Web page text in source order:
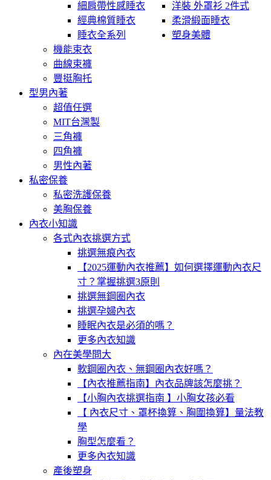
細肩帶性感睡衣
洋裝 外罩衫 2件式
經典棉質睡衣
柔滑緞面睡衣
睡衣全系列
塑身美體
機能束衣
曲線束褲
豐挺胸托
型男內著
超值任選
MIT台灣製
三角褲
四角褲
男性內著
私密保養
私密洗護保養
美胸保養
內衣小知識
各式內衣挑選方式
挑選無痕內衣
【2025運動內衣推薦】如何選擇運動內衣尺
寸？掌握挑選3原則
挑選無鋼圈內衣
挑選孕婦內衣
睡眠內衣是必須的嗎？
更多內衣知識
內在美學問大
軟鋼圈內衣、無鋼圈內衣好嗎？
【內衣推薦指南】內衣品牌該怎麼挑？
【小胸內衣挑選指南 】小胸女孩必看
【 內衣尺寸、罩杯換算、胸圍換算】量法教
學
胸型怎麼看？
更多內衣知識
產後塑身